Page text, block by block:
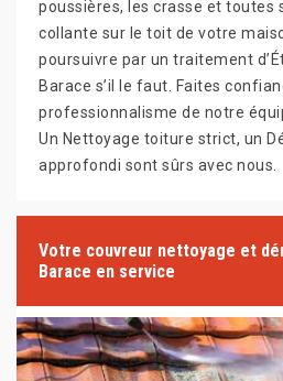
poussières, les crasse et toutes
collante sur le toit de votre
poursuivre par un traitement
Barace s’il le faut. Faites
professionnalisme de notre
Un Nettoyage toiture strict, un
approfondi sont sûrs avec nous.
Votre couvreur nettoyage et
Barace en service